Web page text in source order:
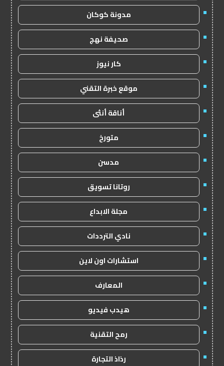
مدونة كوكان
صحيفة نهج
كار نيوز
موقع خبرة التقني
أناقة أنثى
متورخ
مدسن
روتانا تسويق
مجلة الابداع
نادي الترددات
استشارات اون لاين
المعارف
هيدب فيديو
رمح التقنية
رذاذ التجارة